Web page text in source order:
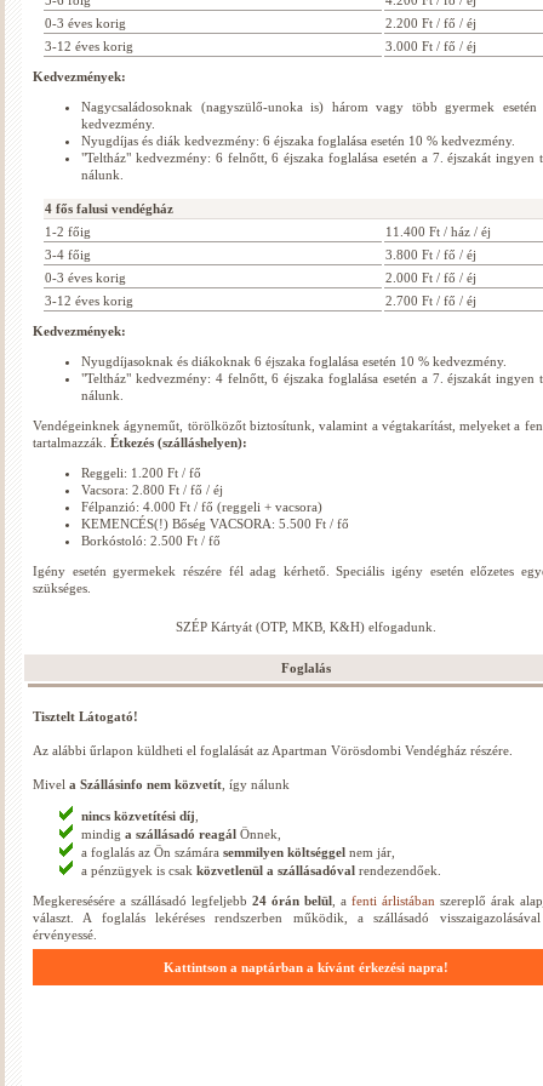
0-3 éves korig
2.200 Ft / fő / éj
3-12 éves korig
3.000 Ft / fő / éj
Kedvezmények:
Nagycsaládosoknak (nagyszülő-unoka is) három vagy több gyermek
kedvezmény.
Nyugdíjas és diák kedvezmény: 6 éjszaka foglalása esetén 10 % kedvezmény.
"Teltház" kedvezmény: 6 felnőtt, 6 éjszaka foglalása esetén a 7. éjszakát ingyen
nálunk.
4 fős falusi vendégház
1-2 főig
11.400 Ft / ház / éj
3-4 főig
3.800 Ft / fő / éj
0-3 éves korig
2.000 Ft / fő / éj
3-12 éves korig
2.700 Ft / fő / éj
Kedvezmények:
Nyugdíjasoknak és diákoknak 6 éjszaka foglalása esetén 10 % kedvezmény.
"Teltház" kedvezmény: 4 felnőtt, 6 éjszaka foglalása esetén a 7. éjszakát ingyen
nálunk.
Vendégeinknek ágyneműt, törölközőt biztosítunk, valamint a végtakarítást, melyeket a
tartalmazzák. Étkezés (szálláshelyen):
Reggeli: 1.200 Ft / fő
Vacsora: 2.800 Ft / fő / éj
Félpanzió: 4.000 Ft / fő (reggeli + vacsora)
KEMENCÉS(!) Bőség VACSORA: 5.500 Ft / fő
Borkóstoló: 2.500 Ft / fő
Igény esetén gyermekek részére fél adag kérhető. Speciális igény esetén előzetes
szükséges.
SZÉP Kártyát (OTP, MKB, K&H) elfogadunk.
Foglalás
Tisztelt Látogató!
Az alábbi űrlapon küldheti el foglalását az Apartman Vörösdombi Vendégház részére.
Mivel a Szállásinfo nem közvetít , így nálunk
nincs közvetítési díj
mindig a szállásadó reagál Önnek,
a foglalás az Ön számára semmilyen költséggel nem jár,
a pénzügyek is csak közvetlenül a szállásadóval rendezendőek.
Megkeresésére a szállásadó legfeljebb 24 órán belül , a fenti árlistában szereplő árak
választ. A foglalás lekéréses rendszerben működik, a szállásadó
érvényessé.
Kattintson a naptárban a kívánt érkezési napra!